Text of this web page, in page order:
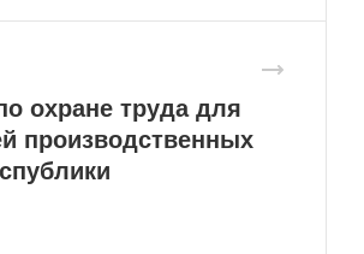
охране труда для
производственных